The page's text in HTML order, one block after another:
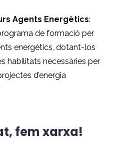
Agents Energètics:
de formació per
energètics, dotant-los
habilitats necessàries per
d’energia
fem xarxa!